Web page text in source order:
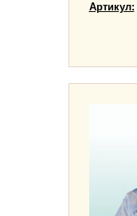
Артикул: